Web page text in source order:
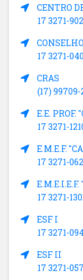
CENTRO
17 3271-
17 3271-
CRAS
(17) 99709-
E.E. PROF.
17 3271-
E.M.E.F.
17 3271-
17 3271-
ESF I
17 3271-
ESF II
17 3271-